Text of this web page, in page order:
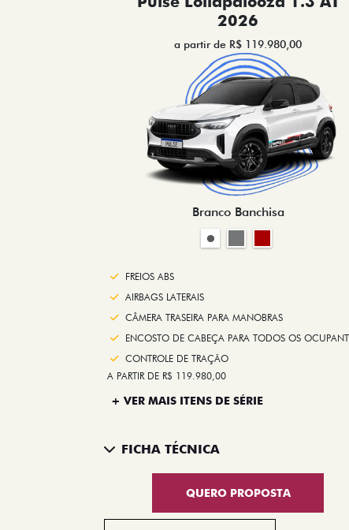
2026
a partir de R$ 119.980,00
Branco Banchisa
FREIOS ABS
AIRBAGS LATERAIS
CÂMERA TRASEIRA PARA MANOBRAS
ENCOSTO DE CABEÇA PARA TODOS OS
CONTROLE DE TRAÇÃO
A PARTIR DE R$ 119.980,00
+ VER MAIS ITENS DE SÉRIE
FICHA TÉCNICA
QUERO PROPOSTA